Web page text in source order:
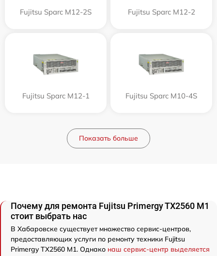
Fujitsu Sparc M12-2S Fujitsu Sparc M12-2
Fujitsu Sparc M12-1 Fujitsu Sparc M10-4S
Показать больше
Почему для ремонта Fujitsu Primergy TX2560 M1
стоит выбрать нас
В Хабаровске существует множество сервис-центров,
предоставляющих услуги по ремонту техники Fujitsu
Primergy TX2560 M1. Однако наш сервис-центр выделяется